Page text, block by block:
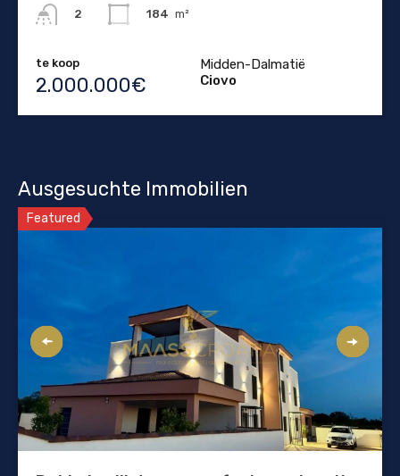
2
184 m²
te koop
2.000.000€
Midden-Dalmatië
Ciovo
Ausgesuchte Immobilien
Featured